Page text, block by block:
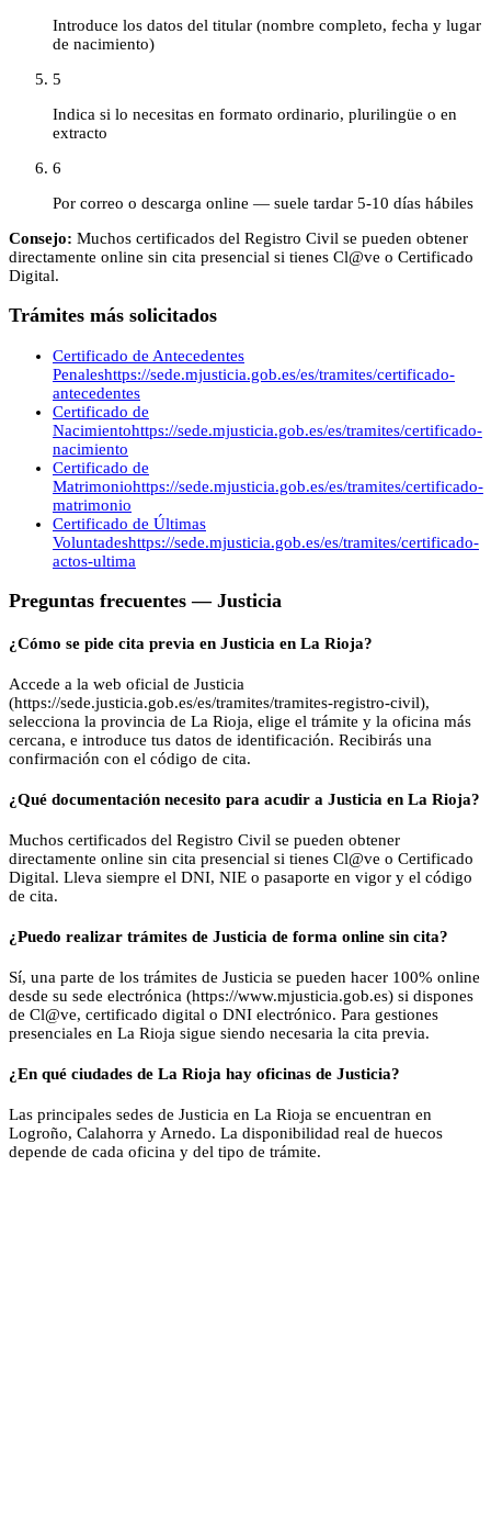
Introduce los datos del titular (nombre completo, fecha y lugar
de nacimiento)
5
Indica si lo necesitas en formato ordinario, plurilingüe o en
extracto
6
Por correo o descarga online — suele tardar 5-10 días hábiles
Consejo: Muchos certificados del Registro Civil se pueden obtener
directamente online sin cita presencial si tienes Cl@ve o Certificado
Digital.
Trámites más solicitados
Certificado de Antecedentes
Penaleshttps://sede.mjusticia.gob.es/es/tramites/certificado-
antecedentes
Certificado de
Nacimientohttps://sede.mjusticia.gob.es/es/tramites/certificado-
nacimiento
Certificado de
Matrimoniohttps://sede.mjusticia.gob.es/es/tramites/certificado-
matrimonio
Certificado de Últimas
Voluntadeshttps://sede.mjusticia.gob.es/es/tramites/certificado-
actos-ultima
Preguntas frecuentes — Justicia
¿Cómo se pide cita previa en Justicia en La Rioja?
Accede a la web oficial de Justicia
(https://sede.justicia.gob.es/es/tramites/tramites-registro-civil),
selecciona la provincia de La Rioja, elige el trámite y la oficina más
cercana, e introduce tus datos de identificación. Recibirás una
confirmación con el código de cita.
¿Qué documentación necesito para acudir a Justicia en La Rioja?
Muchos certificados del Registro Civil se pueden obtener
directamente online sin cita presencial si tienes Cl@ve o Certificado
Digital. Lleva siempre el DNI, NIE o pasaporte en vigor y el código
de cita.
¿Puedo realizar trámites de Justicia de forma online sin cita?
Sí, una parte de los trámites de Justicia se pueden hacer 100% online
desde su sede electrónica (https://www.mjusticia.gob.es) si dispones
de Cl@ve, certificado digital o DNI electrónico. Para gestiones
presenciales en La Rioja sigue siendo necesaria la cita previa.
¿En qué ciudades de La Rioja hay oficinas de Justicia?
Las principales sedes de Justicia en La Rioja se encuentran en
Logroño, Calahorra y Arnedo. La disponibilidad real de huecos
depende de cada oficina y del tipo de trámite.